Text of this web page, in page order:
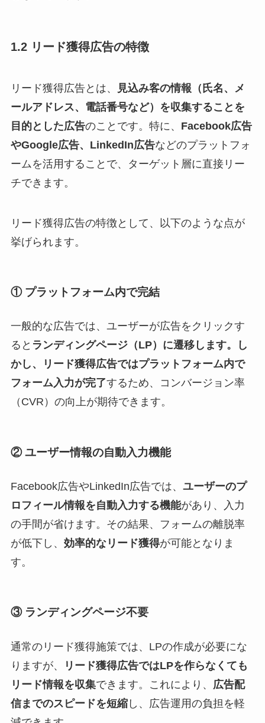
1.2 リード獲得広告の特徴
リード獲得広告とは、
見込み客の情報（氏名、メ
ールアドレス、電話番号など）を収集することを
目的とした広告のことです。特に、 Facebook広告
やGoogle広告、LinkedIn広告などのプラットフォ
ームを活用することで、ターゲット層に直接リー
チできます。
リード獲得広告の特徴として、以下のような点が
挙げられます。
① プラットフォーム内で完結
一般的な広告では、ユーザーが広告をクリックす
ると ランディングページ（LP）に遷移します。し
かし、リード獲得広告ではプラットフォーム内で
フォーム入力が完了するため、コンバージョン率
（CVR）の向上が期待できます。
② ユーザー情報の自動入力機能
Facebook広告やLinkedIn広告では、 ユーザーのプ
ロフィール情報を自動入力する機能があり、入力
の手間が省けます。その結果、フォームの離脱率
が低下し、 効率的なリード獲得が可能となりま
す。
③ ランディングページ不要
通常のリード獲得施策では、LPの作成が必要にな
りますが、
リード獲得広告ではLPを作らなくても
リード情報を収集できます。これにより、
広告配
信までのスピードを短縮し、広告運用の負担を軽